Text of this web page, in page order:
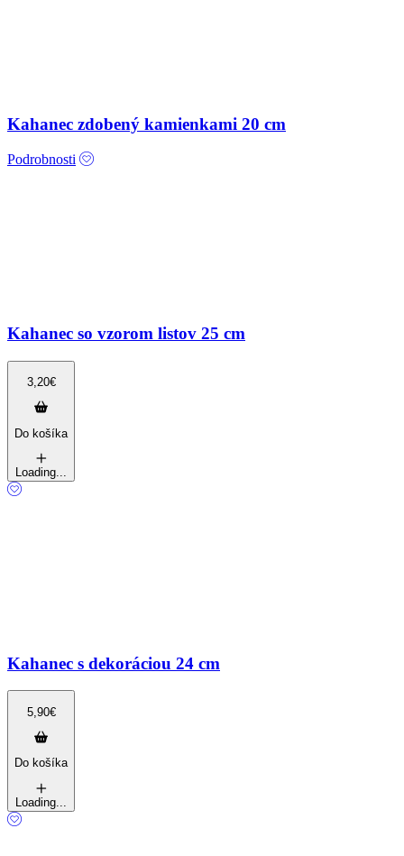
Kahanec zdobený kamienkami 20 cm
Podrobnosti
Kahanec so vzorom listov 25 cm
3,20€
Do košíka
Loading...
Kahanec s dekoráciou 24 cm
5,90€
Do košíka
Loading...